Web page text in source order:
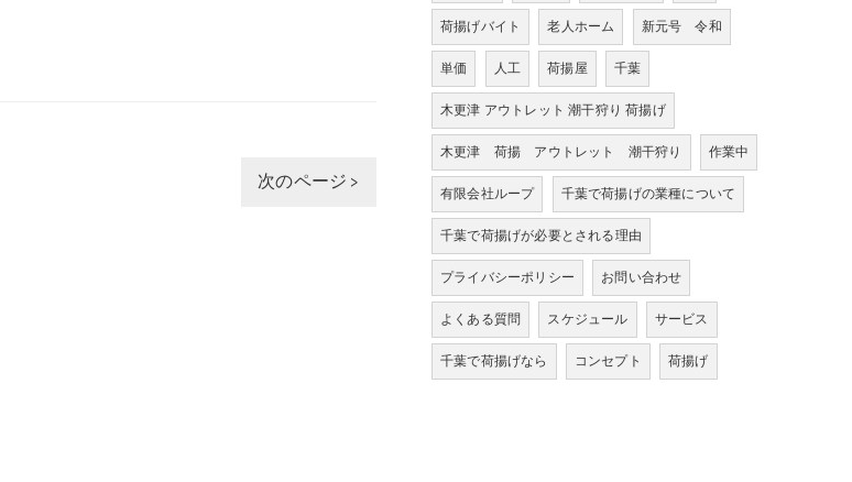
次のページ >
荷揚げバイト
老人ホーム
新元号 令和
単価
人工 荷揚屋
千葉
木更津 アウトレット 潮干狩り 荷揚げ
木更津 荷揚 アウトレット 潮干狩り
作業中
有限会社ループ
千葉で荷揚げの業種について
千葉で荷揚げが必要とされる理由
プライバシーポリシー
お問い合わせ
よくある質問
スケジュール
サービス
千葉で荷揚げなら
コンセプト 荷揚げ